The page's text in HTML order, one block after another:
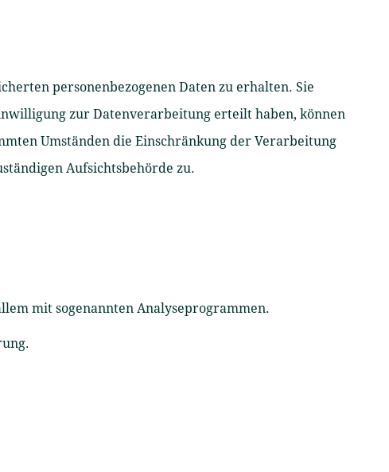
personenbezogenen Daten zu erhalten. Sie
zur Datenverarbeitung erteilt haben, können
Umständen die Einschränkung der Verarbeitung
Aufsichtsbehörde zu.
mit sogenannten Analyseprogrammen.